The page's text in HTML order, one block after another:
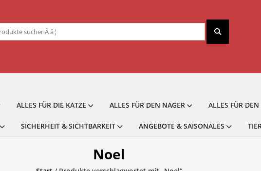
ALLES FÜR DIE KATZE ALLES FÜR DEN NAGER ALLES FÜR
SICHERHEIT & SICHTBARKEIT ANGEBOTE & SAISONALES
Noel